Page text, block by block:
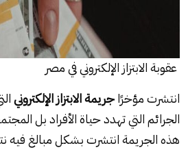
عقوبة الابتزاز الإلكتروني في مصر
انتشرت مؤخرًاجريمة الابتزاز الإلكتروني
الجرائم التي تهدد حياة الأفراد بل
هذه الجريمة انتشرت بشكل مبالغ فيه